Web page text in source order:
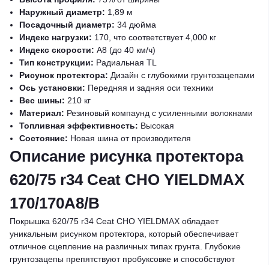
Наружный диаметр: 1,89 м
Посадочный диаметр: 34 дюйма
Индекс нагрузки: 170, что соответствует 4,000 кг
Индекс скорости: A8 (до 40 км/ч)
Тип конструкции: Радиальная TL
Рисунок протектора: Дизайн с глубокими грунтозацепами
Ось установки: Передняя и задняя оси техники
Вес шины: 210 кг
Материал: Резиновый компаунд с усиленными волокнами
Топливная эффективность: Высокая
Состояние: Новая шина от производителя
Описание рисунка протектора
620/75 r34 Ceat CHO YIELDMAX
170/170A8/B
Покрышка 620/75 r34 Ceat CHO YIELDMAX обладает
уникальным рисунком протектора, который обеспечивает
отличное сцепление на различных типах грунта. Глубокие
грунтозацепы препятствуют пробуксовке и способствуют